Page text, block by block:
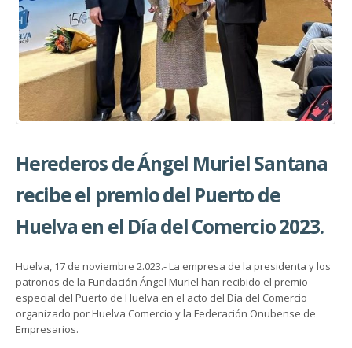
Herederos de Ángel Muriel Santana
recibe el premio del Puerto de
Huelva en el Día del Comercio 2023.
Huelva, 17 de noviembre 2.023.- La empresa de la presidenta y los
patronos de la Fundación Ángel Muriel han recibido el premio
especial del Puerto de Huelva en el acto del Día del Comercio
organizado por Huelva Comercio y la Federación Onubense de
Empresarios.